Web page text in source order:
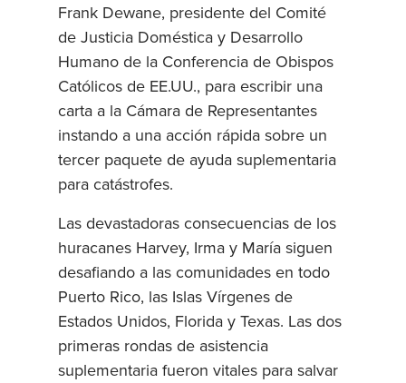
Frank Dewane, presidente del Comité
de Justicia Doméstica y Desarrollo
Humano de la Conferencia de Obispos
Católicos de EE.UU., para escribir una
carta a la Cámara de Representantes
instando a una acción rápida sobre un
tercer paquete de ayuda suplementaria
para catástrofes.
Las devastadoras consecuencias de los
huracanes Harvey, Irma y María siguen
desafiando a las comunidades en todo
Puerto Rico, las Islas Vírgenes de
Estados Unidos, Florida y Texas. Las dos
primeras rondas de asistencia
suplementaria fueron vitales para salvar